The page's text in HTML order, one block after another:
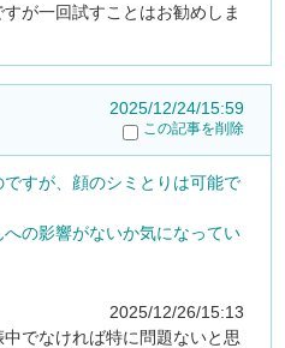
が一回試すことはお勧めしま
2025/12/24/15:59
この記事を削除
すが、顔のシミとりは可能で
の影響がないか気になってい
2025/12/26/15:13
中でなければ特に問題ないと思